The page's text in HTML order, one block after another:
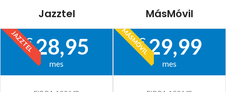
Jazztel
JAZZTEL
€28,95
mes
MásMóvil
MÁSMÓVIL
€29,99
mes